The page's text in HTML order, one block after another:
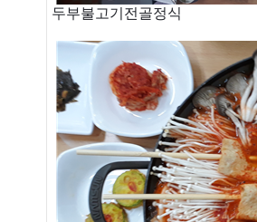
두부불고기전골정식